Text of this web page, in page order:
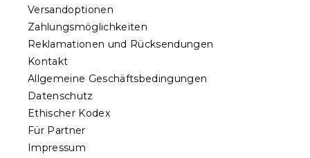
Versandoptionen
Zahlungsmöglichkeiten
Reklamationen und Rücksendungen
Kontakt
Allgemeine Geschäftsbedingungen
Datenschutz
Ethischer Kodex
Für Partner
Impressum